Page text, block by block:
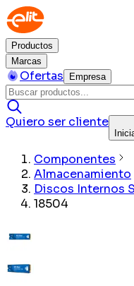
Productos
Marcas
Ofertas Empresa
Quiero ser cliente
Componentes
Almacenamiento
Discos Internos
18504